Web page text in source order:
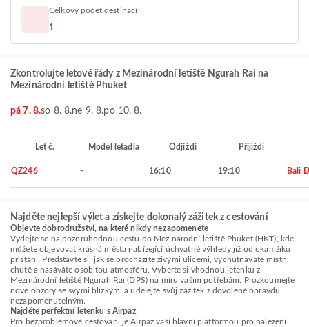
Celkový počet destinací
1
Zkontrolujte letové řády z Mezinárodní letiště Ngurah Rai na
Mezinárodní letiště Phuket
pá 7. 8.so 8. 8.ne 9. 8.po 10. 8.
Let č. Model letadla Odjíždí Přijíždí
QZ246 - 16:10 19:10 Bali
Najděte nejlepší výlet a získejte dokonalý zážitek z cestování
Objevte dobrodružství, na které nikdy nezapomenete
Vydejte se na pozoruhodnou cestu do Mezinárodní letiště Phuket (HKT), kde
můžete objevovat krásná města nabízející úchvatné výhledy již od okamžiku
přistání. Představte si, jak se procházíte živými ulicemi, vychutnáváte místní
chutě a nasáváte osobitou atmosféru. Vyberte si vhodnou letenku z
Mezinárodní letiště Ngurah Rai (DPS) na míru vašim potřebám. Prozkoumejte
nové obzory se svými blízkými a udělejte svůj zážitek z dovolené opravdu
nezapomenutelným.
Najděte perfektní letenku s Airpaz
Pro bezproblémové cestování je Airpaz vaší hlavní platformou pro nalezení